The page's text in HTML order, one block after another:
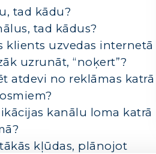
tad kādu?
tad kādus?
klients uzvedas internetā
uzrunāt, “noķert”?
atdevi no reklāmas katrā
kanālu loma katrā
kļūdas, plānojot